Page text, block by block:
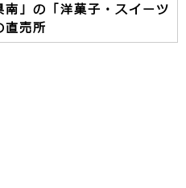
南」の「洋菓子・スイーツ
直売所